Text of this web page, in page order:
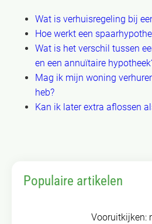
Wat is verhuisregeling bij
Hoe werkt een
Wat is het verschil tussen
en een annuïtaire
Mag ik mijn woning
heb?
Kan ik later extra aflossen
Populaire artikelen
Vooruitkijken: